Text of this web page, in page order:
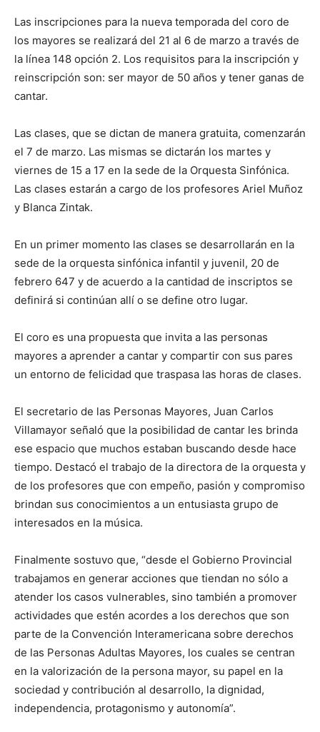
Las inscripciones para la nueva temporada del coro de
los mayores se realizará del 21 al 6 de marzo a través de
la línea 148 opción 2. Los requisitos para la inscripción y
reinscripción son: ser mayor de 50 años y tener ganas de
cantar.
Las clases, que se dictan de manera gratuita, comenzarán
el 7 de marzo. Las mismas se dictarán los martes y
viernes de 15 a 17 en la sede de la Orquesta Sinfónica.
Las clases estarán a cargo de los profesores Ariel Muñoz
y Blanca Zintak.
En un primer momento las clases se desarrollarán en la
sede de la orquesta sinfónica infantil y juvenil, 20 de
febrero 647 y de acuerdo a la cantidad de inscriptos se
definirá si continúan allí o se define otro lugar.
El coro es una propuesta que invita a las personas
mayores a aprender a cantar y compartir con sus pares
un entorno de felicidad que traspasa las horas de clases.
El secretario de las Personas Mayores, Juan Carlos
Villamayor señaló que la posibilidad de cantar les brinda
ese espacio que muchos estaban buscando desde hace
tiempo. Destacó el trabajo de la directora de la orquesta y
de los profesores que con empeño, pasión y compromiso
brindan sus conocimientos a un entusiasta grupo de
interesados en la música.
Finalmente sostuvo que, “desde el Gobierno Provincial
trabajamos en generar acciones que tiendan no sólo a
atender los casos vulnerables, sino también a promover
actividades que estén acordes a los derechos que son
parte de la Convención Interamericana sobre derechos
de las Personas Adultas Mayores, los cuales se centran
en la valorización de la persona mayor, su papel en la
sociedad y contribución al desarrollo, la dignidad,
independencia, protagonismo y autonomía”.